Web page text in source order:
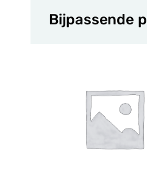
Bijpassende